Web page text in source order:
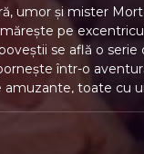
umor și mister
pe
se află o
într-o
toate cu
comice care
În